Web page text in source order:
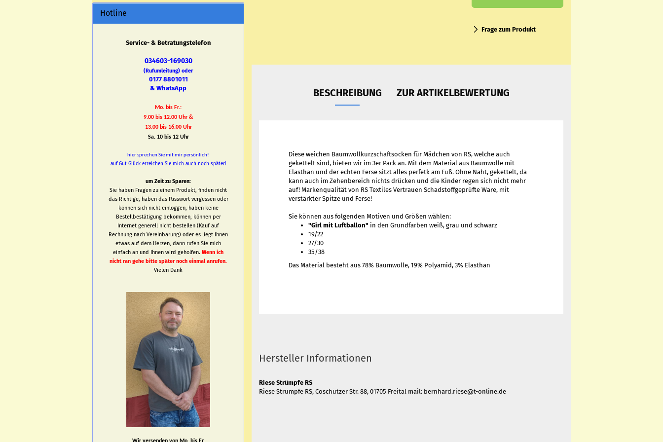
Frage zum Produkt
BESCHREIBUNG ZUR ARTIKELBEWERTUNG
Diese weichen Baumwollkurzschaftsocken für Mädchen von RS, welche auch
gekettelt sind, bieten wir im 3er Pack an. Mit dem Material aus Baumwolle mit
Elasthan und der echten Ferse sitzt alles perfetk am Fuß. Ohne Naht, gekettelt, da
kann auch im Zehenbereich nichts drücken und die Kinder regen sich nicht mehr
auf! Markenqualität von RS Textiles Vertrauen Schadstoffgeprüfte Ware, mit
verstärkter Spitze und Ferse!
Sie können aus folgenden Motiven und Größen wählen:
"Girl mit Luftballon" in den Grundfarben weiß, grau und schwarz
19/22
27/30
35/38
Das Material besteht aus 78% Baumwolle, 19% Polyamid, 3% Elasthan
Hersteller Informationen
Riese Strümpfe RS
Riese Strümpfe RS, Coschützer Str. 88, 01705 Freital mail: bernhard.riese@t-online.de
Hotline
Service- & Betratungstelefon
034603-169030
(Rufumleitung) oder
0177 8801011
& WhatsApp
Mo. bis Fr.:
9.00 bis 12.00 Uhr &
13.00 bis 16.00 Uhr
Sa. 10 bis 12 Uhr
hier sprechen Sie mit mir persönlich!
auf Gut Glück erreichen Sie mich auch noch später!
um Zeit zu Sparen:
Sie haben Fragen zu einem Produkt, finden nicht
das Richtige, haben das Passwort vergessen oder
können sich nicht einloggen, haben keine
Bestellbestätigung bekommen, können per
Internet generell nicht bestellen (Kauf auf
Rechnung nach Vereinbarung) oder es liegt Ihnen
etwas auf dem Herzen, dann rufen Sie mich
einfach an und Ihnen wird geholfen.Wenn ich
nicht ran gehe bitte später noch einmal anrufen.
Vielen Dank